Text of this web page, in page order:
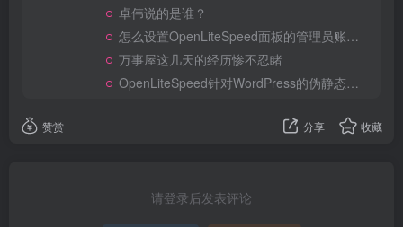
卓伟说的是谁？
怎么设置OpenLiteSpeed面板的管理员账号和密码？
万事屋这几天的经历惨不忍睹
OpenLiteSpeed针对WordPress的伪静态及安全规则
赞赏 分享 收藏
请登录后发表评论